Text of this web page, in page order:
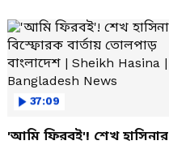
37:09
'আমি ফিরবই'! শেখ হাসিনার